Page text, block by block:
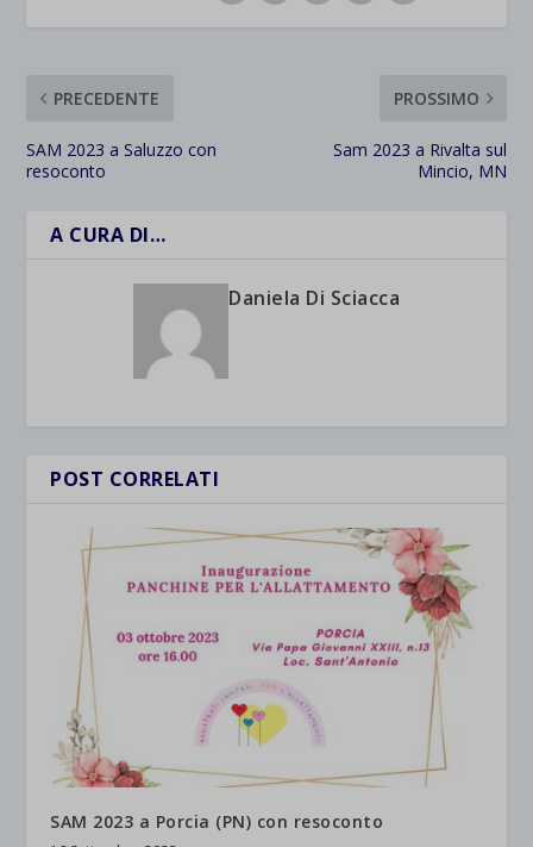
PRECEDENTE
SAM 2023 a Saluzzo con
resoconto
PROSSIMO
Sam 2023 a Rivalta sul
Mincio, MN
A CURA DI…
Daniela Di Sciacca
POST CORRELATI
SAM 2023 a Porcia (PN) con resoconto